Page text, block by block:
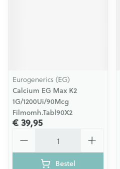
Eurogenerics (EG)
Calcium EG Max K2
1G/1200Ui/90Mcg
Filmomh.Tabl90X2
€ 39,95
Bestel